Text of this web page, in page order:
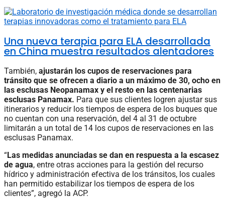
Una nueva terapia para ELA desarrollada
en China muestra resultados alentadores
También, ajustarán los cupos de reservaciones para
tránsito que se ofrecen a diario a un máximo de 30, ocho en
las esclusas Neopanamax y el resto en las centenarias
esclusas Panamax. Para que sus clientes logren ajustar sus
itinerarios y reducir los tiempos de espera de los buques que
no cuentan con una reservación, del 4 al 31 de octubre
limitarán a un total de 14 los cupos de reservaciones en las
esclusas Panamax.
“Las medidas anunciadas se dan en respuesta a la escasez
de agua, entre otras acciones para la gestión del recurso
hídrico y administración efectiva de los tránsitos, los cuales
han permitido estabilizar los tiempos de espera de los
clientes”, agregó la ACP.